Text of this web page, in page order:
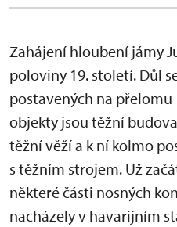
Zahájení hloubení jámy
poloviny 19. století. Důl
postavených na přelomu
objekty jsou těžní
těžní věží a k ní kolmo
s těžním strojem. Už
některé části nosných
nacházely v havarijním